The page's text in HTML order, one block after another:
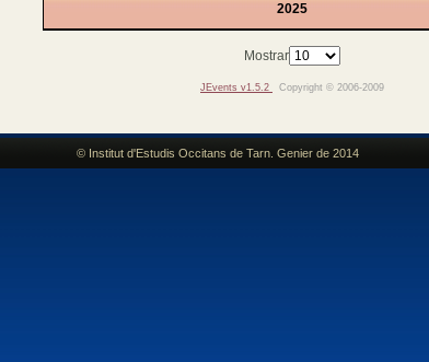
2025
Mostrar
JEvents v1.5.2 Copyright © 2006-2009
© Institut d'Estudis Occitans de Tarn. Genier de 2014